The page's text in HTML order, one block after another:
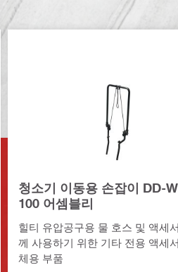
청소기 이동용 손잡이 DD-
100 어셈블리
힐티 유압공구용 물 호스 및 액세
께 사용하기 위한 기타 전용 액세
체용 부품